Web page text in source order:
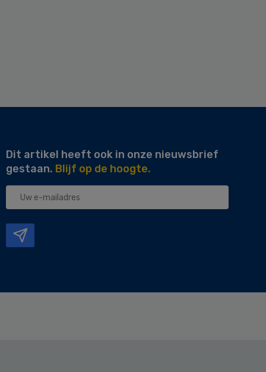
Dit artikel heeft ook in onze nieuwsbrief
gestaan. Blijf op de hoogte.
Uw